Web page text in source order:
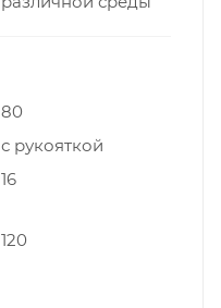
80
с рукояткой
16
120